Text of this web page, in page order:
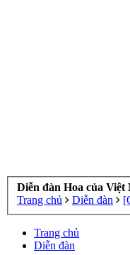
Diễn đàn Hoa của Việt
Trang chủ
Diễn đàn
Trang chủ
Diễn đàn